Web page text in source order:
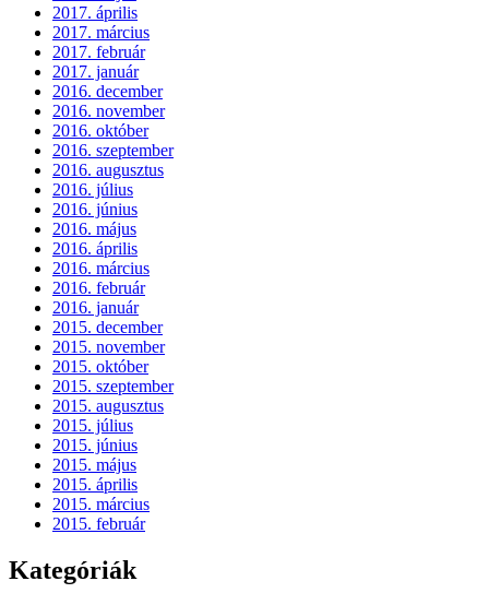
2017. április
2017. március
2017. február
2017. január
2016. december
2016. november
2016. október
2016. szeptember
2016. augusztus
2016. július
2016. június
2016. május
2016. április
2016. március
2016. február
2016. január
2015. december
2015. november
2015. október
2015. szeptember
2015. augusztus
2015. július
2015. június
2015. május
2015. április
2015. március
2015. február
Kategóriák